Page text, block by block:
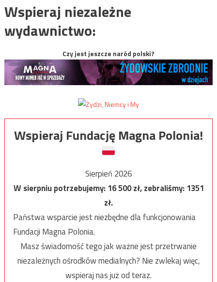
Wspieraj niezależne
wydawnictwo:
Czy jest jeszcze naród polski?
Wspieraj Fundację Magna Polonia!
Sierpień 2026
W sierpniu potrzebujemy:16 500zł, zebraliśmy:1351
zł.
Państwa wsparcie jest niezbędne dla funkcjonowania
Fundacji Magna Polonia.
Masz świadomość tego jak ważne jest przetrwanie
niezależnych ośrodków medialnych? Nie zwlekaj więc,
wspieraj nas już od teraz.